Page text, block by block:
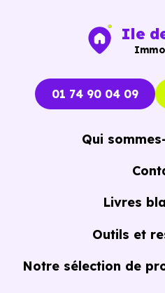
Ile
01 74 90 04 09
Qui
A
Livres
Guide de l'Achat
Outils et
Notre sélection de